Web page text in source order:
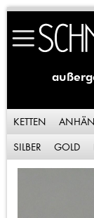
to
Content
KETTEN
SILBER
GOLD